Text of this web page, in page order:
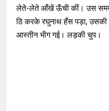
लेते-लेते आँखें ऊँची कीं। उस समय
ठि करके रघुनाथ हँस पड़ा, उसकी
आस्तीन भीग गई। लड़की चुप।